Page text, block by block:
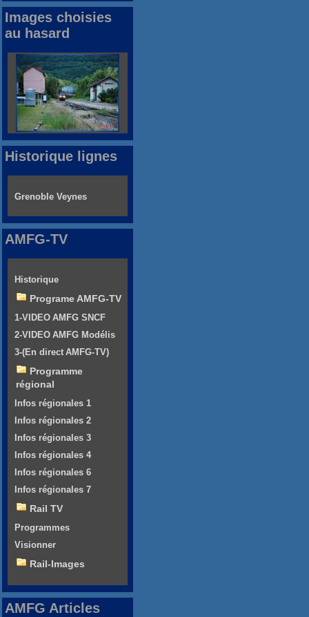
Images choisies
au hasard
Historique lignes
Grenoble Veynes
AMFG-TV
Historique
Programe AMFG-TV
1-VIDEO AMFG SNCF
2-VIDEO AMFG Modélis
3-(En direct AMFG-TV)
Programme
régional
Infos régionales 1
Infos régionales 2
Infos régionales 3
Infos régionales 4
Infos régionales 6
Infos régionales 7
Rail TV
Programmes
Visionner
Rail-Images
AMFG Articles